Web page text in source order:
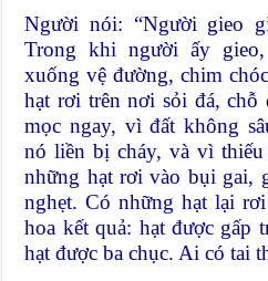
Người nói: “Người gieo
Trong khi người ấy
xuống vệ đường, chim
hạt rơi trên nơi sỏi đá, chỗ
mọc ngay, vì đất không
nó liền bị cháy, và vì
những hạt rơi vào bụi gai,
nghẹt. Có những hạt lại
hoa kết quả: hạt được gấp
hạt được ba chục. Ai có tai